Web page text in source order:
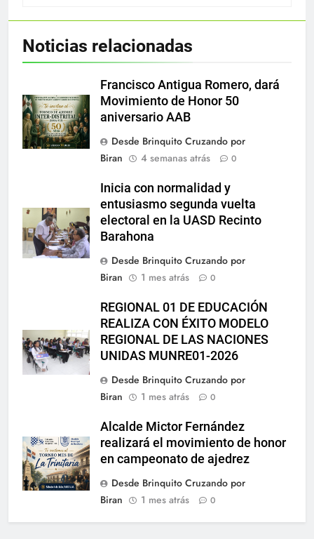
Noticias relacionadas
Francisco Antigua Romero, dará
Movimiento de Honor 50
aniversario AAB
Desde Brinquito Cruzando por
Biran
4 semanas atrás 0
Inicia con normalidad y
entusiasmo segunda vuelta
electoral en la UASD Recinto
Barahona
Desde Brinquito Cruzando por
Biran
1 mes atrás 0
REGIONAL 01 DE EDUCACIÓN
REALIZA CON ÉXITO MODELO
REGIONAL DE LAS NACIONES
UNIDAS MUNRE01-2026
Desde Brinquito Cruzando por
Biran
1 mes atrás 0
Alcalde Mictor Fernández
realizará el movimiento de honor
en campeonato de ajedrez
Desde Brinquito Cruzando por
Biran
1 mes atrás 0